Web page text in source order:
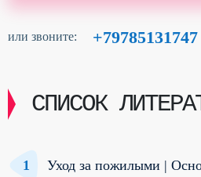
или звоните: +79785131747
СПИСОК
Уход за пожилыми |